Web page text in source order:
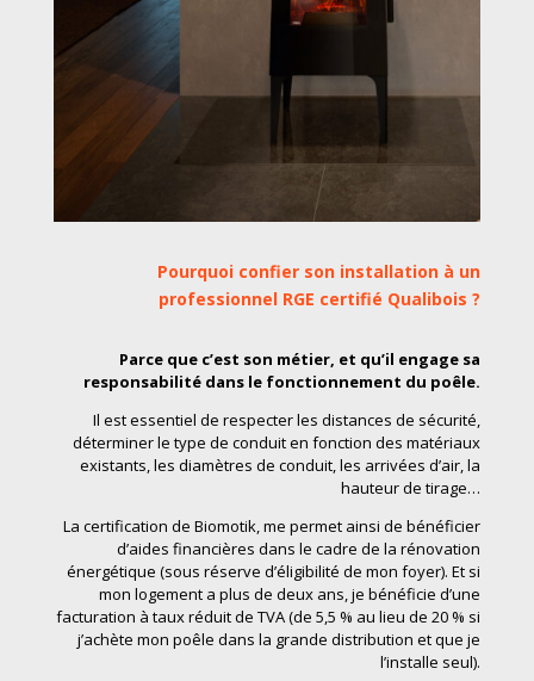
Pourquoi confier son installation à un
professionnel RGE certifié Qualibois ?
Parce que c’est son métier, et qu’il engage sa
responsabilité dans le fonctionnement du poêle.
Il est essentiel de respecter les distances de sécurité,
déterminer le type de conduit en fonction des matériaux
existants, les diamètres de conduit, les arrivées d’air, la
hauteur de tirage…
La certification de Biomotik, me permet ainsi de bénéficier
d’aides financières dans le cadre de la rénovation
énergétique (sous réserve d’éligibilité de mon foyer). Et si
mon logement a plus de deux ans, je bénéficie d’une
facturation à taux réduit de TVA (de 5,5 % au lieu de 20 % si
j’achète mon poêle dans la grande distribution et que je
l’installe seul).